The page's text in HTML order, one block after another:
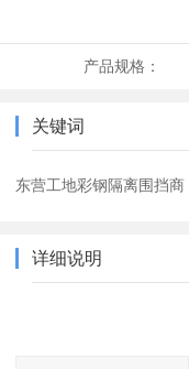
产品规格：
关键词
东营工地彩钢隔离围挡商
详细说明